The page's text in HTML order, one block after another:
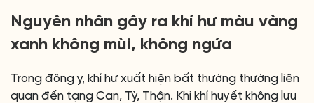
Nguyên nhân gây ra khí hư màu vàng
xanh không mùi, không ngứa
Trong đông y, khí hư xuất hiện bất thường thường liên
quan đến tạng Can, Tỳ, Thận. Khi khí huyết không lưu